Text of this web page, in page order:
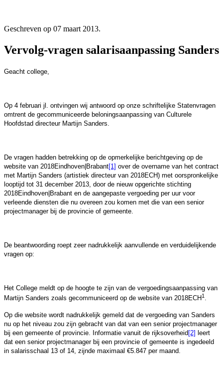
Geschreven op 07 maart 2013.
Vervolg-vragen salarisaanpassing Sanders
Geacht college,
Op 4 februari jl. ontvingen wij antwoord op onze schriftelijke Statenvragen
omtrent de gecommuniceerde beloningsaanpassing van Culturele
Hoofdstad directeur Martijn Sanders.
De vragen hadden betrekking op de opmerkelijke berichtgeving op de
website van 2018Eindhoven|Brabant[1] over de overname van het contract
met Martijn Sanders (artistiek directeur van 2018ECH) met oorspronkelijke
looptijd tot 31 december 2013, door de nieuw opgerichte stichting
2018Eindhoven|Brabant en de aangepaste vergoeding per uur voor
verleende diensten die nu overeen zou komen met die van een senior
projectmanager bij de provincie of gemeente.
De beantwoording roept zeer nadrukkelijk aanvullende en verduidelijkende
vragen op:
Het College meldt op de hoogte te zijn van de vergoedingsaanpassing van
Martijn Sanders zoals gecommuniceerd op de website van 2018ECH1
Op die website wordt nadrukkelijk gemeld dat de vergoeding van Sanders
nu op het niveau zou zijn gebracht van dat van een senior projectmanager
bij een gemeente of provincie. Informatie vanuit de rijksoverheid[2] leert
dat een senior projectmanager bij een provincie of gemeente is ingedeeld
in salarisschaal 13 of 14, zijnde maximaal €5.847 per maand.